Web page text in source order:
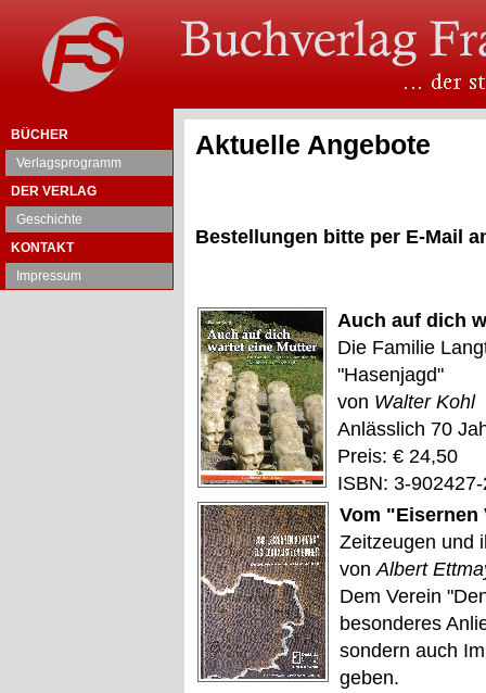
BÜCHER
Verlagsprogramm
DER VERLAG
Geschichte
KONTAKT
Impressum
Aktuelle Angebote
Bestellungen bitte per E-Mail
Auch auf dich
Die Familie
"Hasenjagd"
von Walter Kohl
Anlässlich 70
Preis: € 24,50
ISBN: 3-
Vom "Eisernen
Zeitzeugen und
vonAlbert
Dem Verein
besonderes
sondern auch
geben.